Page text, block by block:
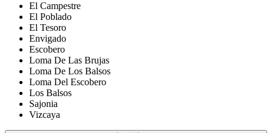
El Campestre
El Poblado
El Tesoro
Envigado
Escobero
Loma De Las Brujas
Loma De Los Balsos
Loma Del Escobero
Los Balsos
Sajonia
Vizcaya